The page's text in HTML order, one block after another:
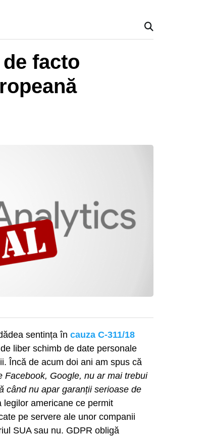
facto
sentința în cauza C-311/18
liber schimb de date personale
Încă de acum doi ani am spus că
Facebook, Google, nu ar mai trebui
când nu apar garanții serioase de
americane ce permit
pe servere ale unor companii
SUA sau nu. GDPR obligă